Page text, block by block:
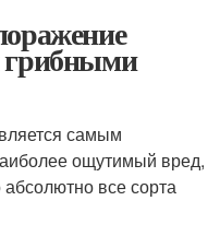
грибными
самым
ощутимый вред,
все сорта